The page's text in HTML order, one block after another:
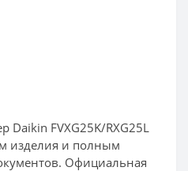
FVXG25K/RXG25L
изделия и полным
Официальная